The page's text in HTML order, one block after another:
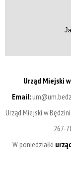
Urząd Miejski
Email:
Urząd Miejski w
267-
W poniedziałki